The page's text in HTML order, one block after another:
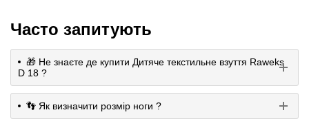
Часто запитують
🎁 Не знаєте де купити Дитяче текстильне взуття Raweks
D 18 ?
👣 Як визначити розмір ноги ?